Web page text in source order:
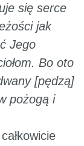
się serce
jak
Jego
Bo oto
[pędzą]
pożogą i